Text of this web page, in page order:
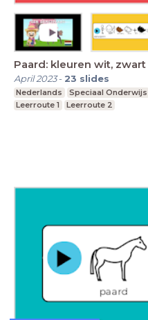
Paard: kleuren wit,
April 2023- 23 slides
Nederlands Speciaal Onderwijs
Leerroute 1
Leerroute 2